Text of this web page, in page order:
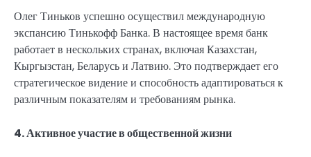
Олег Тиньков успешно осуществил международную
экспансию Тинькофф Банка. В настоящее время банк
работает в нескольких странах, включая Казахстан,
Кыргызстан, Беларусь и Латвию. Это подтверждает его
стратегическое видение и способность адаптироваться к
различным показателям и требованиям рынка.
4. Активное участие в общественной жизни